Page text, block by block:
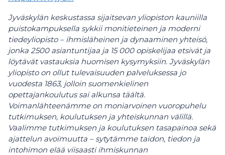
Jyväskylän keskustassa sijaitsevan yliopiston kauniilla
puistokampuksella sykkii monitieteinen ja moderni
tiedeyliopisto – ihmisläheinen ja dynaaminen yhteisö,
jonka 2500 asiantuntijaa ja 15 000 opiskelijaa etsivät ja
löytävät vastauksia huomisen kysymyksiin. Jyväskylän
yliopisto on ollut tulevaisuuden palveluksessa jo
vuodesta 1863, jolloin suomenkielinen
opettajankoulutus sai alkunsa täältä.
Voimanlähteenämme on moniarvoinen vuoropuhelu
tutkimuksen, koulutuksen ja yhteiskunnan välillä.
Vaalimme tutkimuksen ja koulutuksen tasapainoa sekä
ajattelun avoimuutta – sytytämme taidon, tiedon ja
intohimon elää viisaasti ihmiskunnan